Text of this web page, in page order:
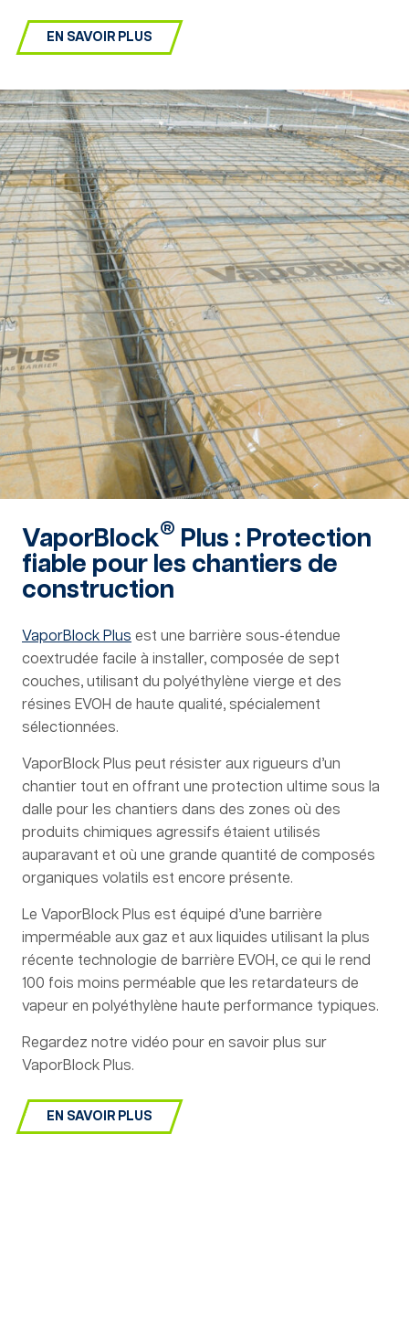
EN SAVOIR PLUS
VaporBlock® Plus : Protection
fiable pour les chantiers de
construction
VaporBlock Plus est une barrière sous-étendue
coextrudée facile à installer, composée de sept
couches, utilisant du polyéthylène vierge et des
résines EVOH de haute qualité, spécialement
sélectionnées.
VaporBlock Plus peut résister aux rigueurs d’un
chantier tout en offrant une protection ultime sous la
dalle pour les chantiers dans des zones où des
produits chimiques agressifs étaient utilisés
auparavant et où une grande quantité de composés
organiques volatils est encore présente.
Le VaporBlock Plus est équipé d’une barrière
imperméable aux gaz et aux liquides utilisant la plus
récente technologie de barrière EVOH, ce qui le rend
100 fois moins perméable que les retardateurs de
vapeur en polyéthylène haute performance typiques.
Regardez notre vidéo pour en savoir plus sur
VaporBlock Plus.
EN SAVOIR PLUS